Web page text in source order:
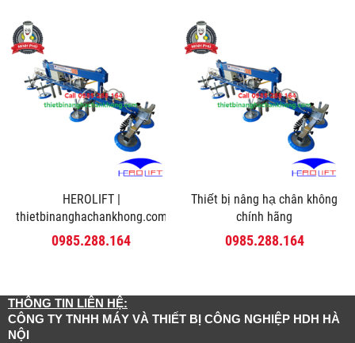
HEROLIFT |
thietbinanghachankhong.com
0985.288.164
Thiết bị nâng hạ chân không
chính hãng
0985.288.164
THÔNG TIN LIÊN HỆ:
CÔNG TY TNHH MÁY VÀ THIẾT BỊ CÔNG NGHIỆP HDH HÀ
NỘI